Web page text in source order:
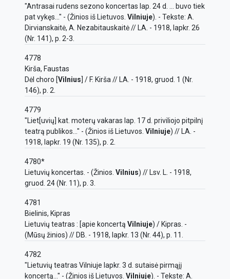
"Antrasai rudens sezono koncertas lap. 24 d. ... buvo tiek
pat vykęs..." - (Žinios iš Lietuvos. Vilniuje). - Tekste: A.
Dirvianskaitė, A. Nezabitauskaitė // LA. - 1918, lapkr. 26
(Nr. 141), p. 2-3.
4778
Kirša, Faustas
Dėl choro [Vilnius] / F. Kirša // LA. - 1918, gruod. 1 (Nr.
146), p. 2.
4779
"Liet[uvių] kat. moterų vakaras lap. 17 d. priviliojo pitpilnį
teatrą publikos..." - (Žinios iš Lietuvos. Vilniuje) // LA. -
1918, lapkr. 19 (Nr. 135), p. 2.
4780*
Lietuvių koncertas. - (Žinios. Vilnius) // Lsv. L. - 1918,
gruod. 24 (Nr. 11), p. 3.
4781
Bielinis, Kipras
Lietuvių teatras : [apie koncertą Vilniuje) / Kipras. -
(Mūsų žinios) // DB. - 1918, lapkr. 13 (Nr. 44), p. 11.
4782
"Lietuvių teatras Vilniuje lapkr. 3 d. sutaisė pirmąjį
koncertą..." - (Žinios iš Lietuvos. Vilniuje). - Tekste: A.